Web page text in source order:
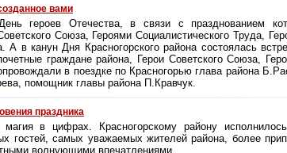
вами
героев Отечества, в связи с празднованием
Союза, Героями Социалистического Труда,
А в канун Дня Красногорского района состоялась
граждане района, Герои Советского Союза,
в поездке по Красногорью глава района
помощник главы района П.Кравчук.
праздника
магия в цифрах. Красногорскому району
гостей, самых уважаемых жителей района, более
волнующими впечатлениями.